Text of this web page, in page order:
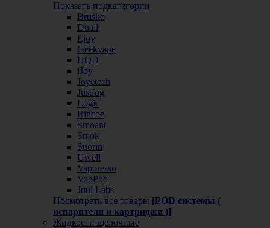
Показать подкатегории
Brusko
Duall
Ejoy
Geekvape
HQD
iJoy
Joyetech
Justfog
Logic
Rincoe
Smoant
Smok
Suorin
Uwell
Vaporesso
VooPoo
Juul Labs
Посмотреть все товары [POD системы (
испарители и картриджи )]
Жидкости щелочные